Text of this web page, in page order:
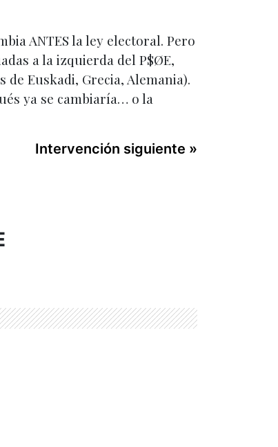
ANTES la ley electoral. Pero
a la izquierda del P$ØE,
Euskadi, Grecia, Alemania).
ya se cambiaría… o la
Intervención siguiente »